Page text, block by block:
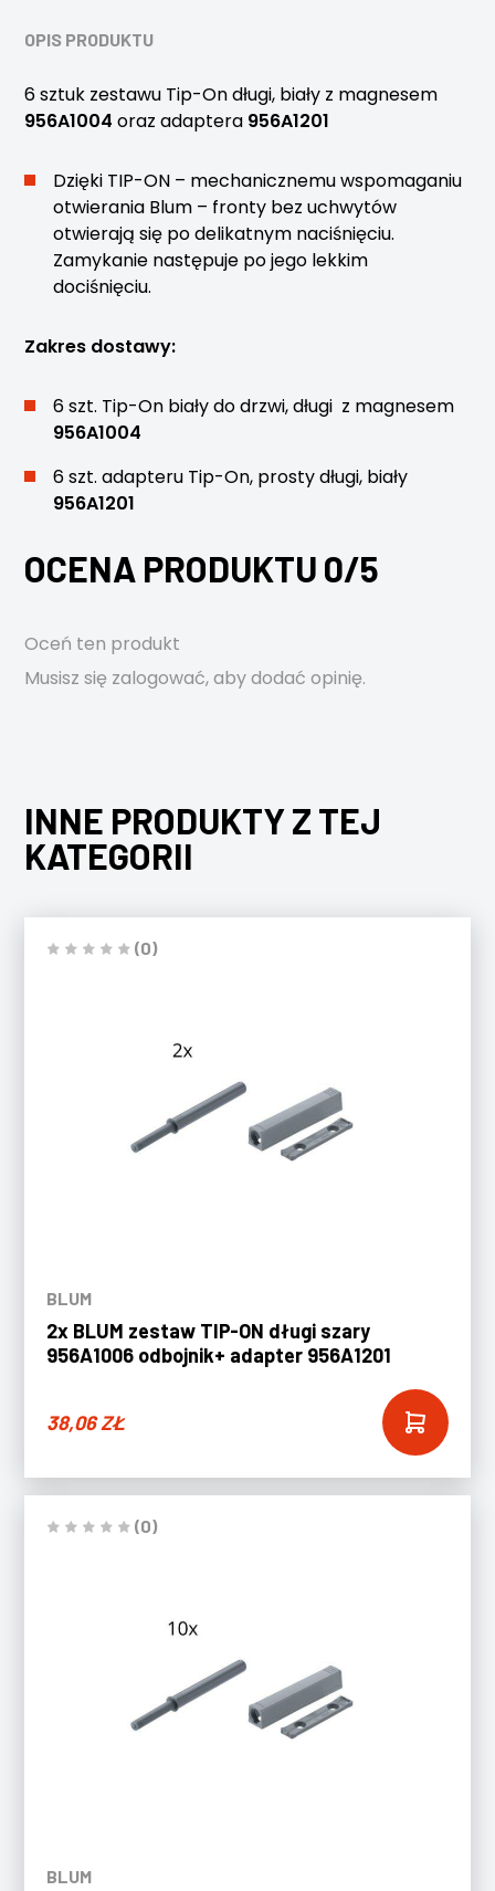
OPIS PRODUKTU
6 sztuk zestawu Tip-On długi, biały z magnesem
956A1004 oraz adaptera 956A1201
Dzięki TIP-ON – mechanicznemu wspomaganiu
otwierania Blum – fronty bez uchwytów
otwierają się po delikatnym naciśnięciu.
Zamykanie następuje po jego lekkim
dociśnięciu.
Zakres dostawy:
6 szt. Tip-On biały do drzwi, długi z magnesem
956A1004
6 szt. adapteru Tip-On, prosty długi, biały
956A1201
OCENA PRODUKTU 0/5
Oceń ten produkt
Musisz się zalogować, aby dodać opinię.
INNE PRODUKTY Z TEJ
KATEGORII
(0)
BLUM
2x BLUM zestaw TIP-ON długi szary
956A1006 odbojnik+ adapter 956A1201
38,06ZŁ
(0)
BLUM